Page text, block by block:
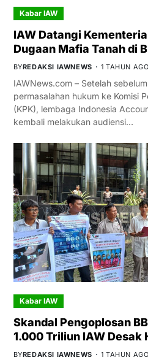
Kabar IAW
IAW Datangi
Dugaan Mafia Tanah di
BYREDAKSI IAWNEWS 1 TAHUN AGO
IAWNews.com – Setelah
permasalahan hukum ke Komisi
(KPK), lembaga Indonesia
kembali melakukan audiensi…
Kabar IAW
Skandal Pengoplosan
1.000 Triliun IAW Desak
BYREDAKSI IAWNEWS 1 TAHUN AGO